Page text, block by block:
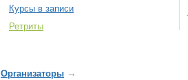
Курсы в записи
Ретриты
Организаторы →